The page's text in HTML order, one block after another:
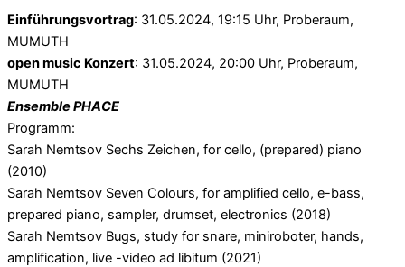
Einführungsvortrag: 31.05.2024, 19:15 Uhr, Proberaum,
MUMUTH
open music Konzert: 31.05.2024, 20:00 Uhr, Proberaum,
MUMUTH
Ensemble PHACE
Programm:
Sarah Nemtsov Sechs Zeichen, for cello, (prepared) piano
(2010)
Sarah Nemtsov Seven Colours, for amplified cello, e-bass,
prepared piano, sampler, drumset, electronics (2018)
Sarah Nemtsov Bugs, study for snare, miniroboter, hands,
amplification, live -video ad libitum (2021)